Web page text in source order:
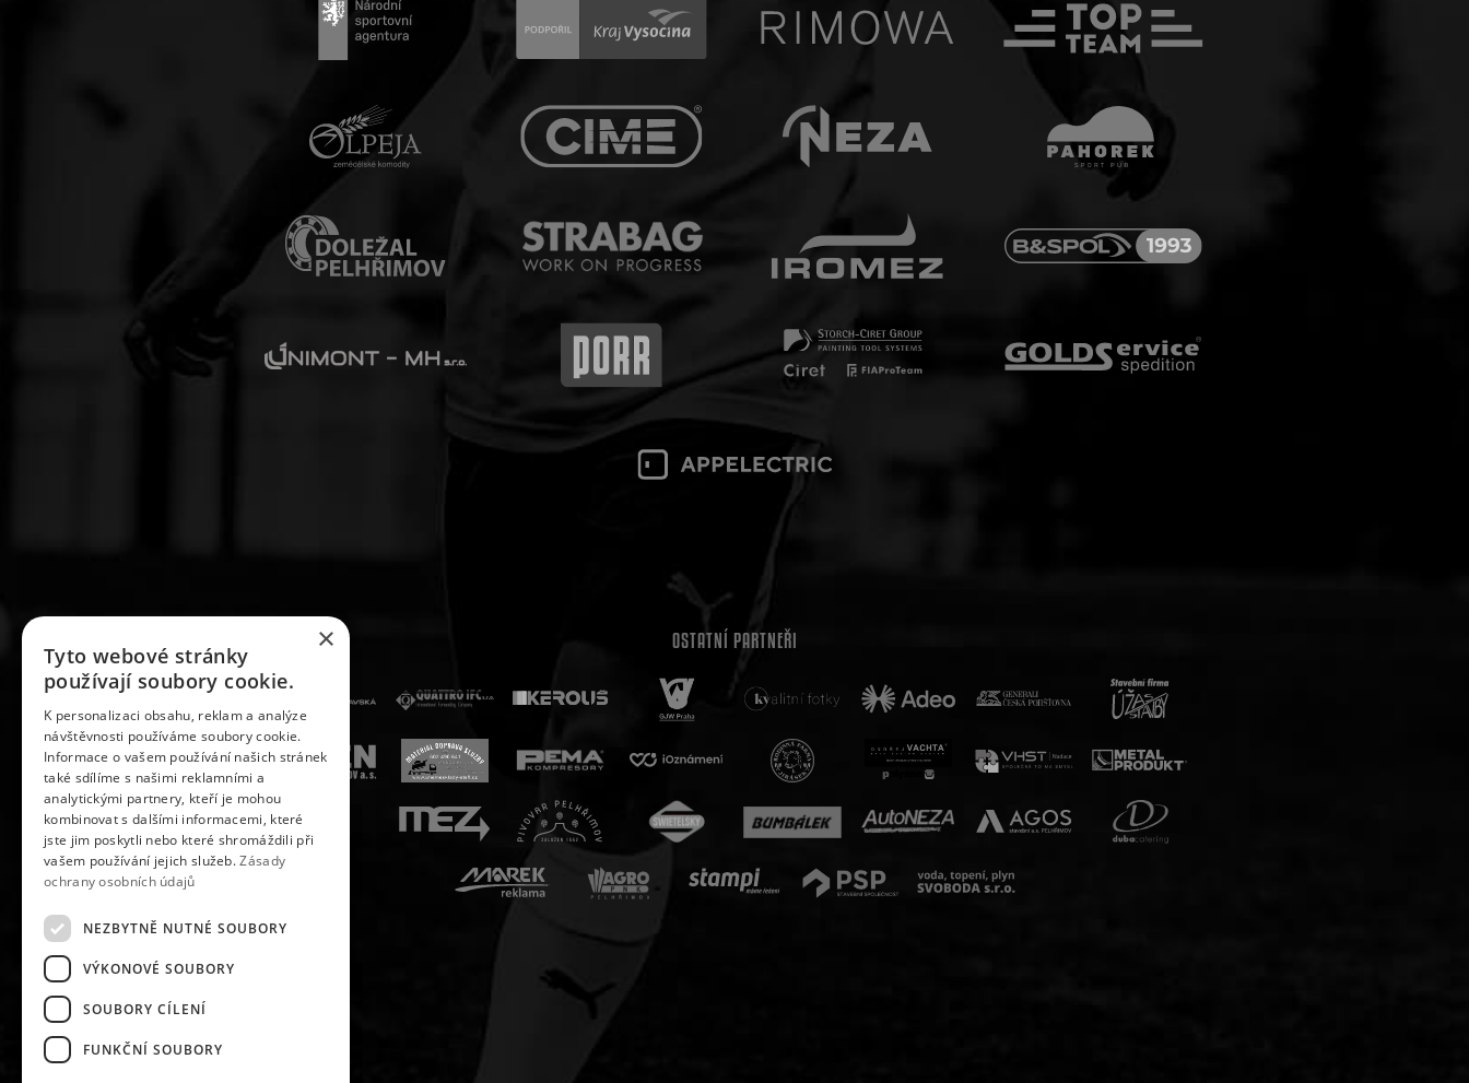
OSTATNÍ PARTNEŘI
×
Tyto webové stránky
používají soubory cookie.
K personalizaci obsahu, reklam a analýze
návštěvnosti používáme soubory cookie.
Informace o vašem používání našich stránek
také sdílíme s našimi reklamními a
analytickými partnery, kteří je mohou
kombinovat s dalšími informacemi, které
jste jim poskytli nebo které shromáždili při
vašem používání jejich služeb.Zásady
ochrany osobních údajů
NEZBYTNĚ NUTNÉ SOUBORY
VÝKONOVÉ SOUBORY
SOUBORY CÍLENÍ
FUNKČNÍ SOUBORY